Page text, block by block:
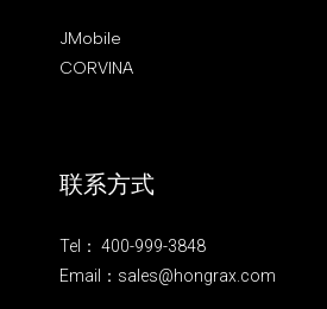
JMobile
CORVINA
联系方式
Tel： 400-999-3848
Email：sales@hongrax.com